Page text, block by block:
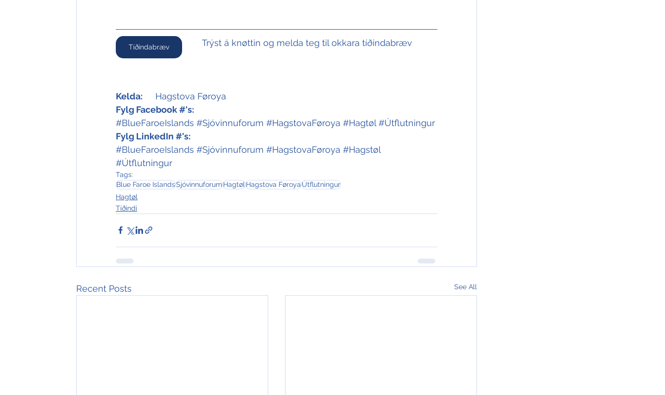
Tíðindabræv Trýst á knøttin og melda teg til okkara tíðindabræv
Kelda:
	Hagstova Føroya
Fylg Facebook #'s:
#BlueFaroeIslands #Sjóvinnuforum #HagstovaFøroya #Hagtøl #Útflutningur
Fylg LinkedIn #'s:
#BlueFaroeIslands #Sjóvinnuforum #HagstovaFøroya #Hagstøl
#Útflutningur
Tags:
Blue Faroe IslandsSjóvinnuforumHagtølHagstova FøroyaÚtflutningur
Hagtøl
Tíðindi
Recent Posts See All